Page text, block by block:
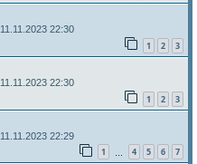
11.11.2023 22:30
1 2 3
11.11.2023 22:30
1 2 3
11.11.2023 22:29
1 4 5 6 7